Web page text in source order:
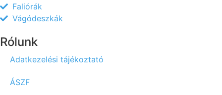
Faliórák
Vágódeszkák
Rólunk
Adatkezelési tájékoztató
ÁSZF